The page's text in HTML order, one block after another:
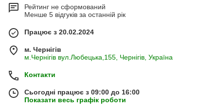
Рейтинг не сформований
Менше 5 відгуків за останній рік
Працює з 20.02.2024
м. Чернігів
м.Чернігів вул.Любецька,155, Чернігів, Україна
Контакти
Сьогодні працює з 09:00 до 16:00
Показати весь графік роботи